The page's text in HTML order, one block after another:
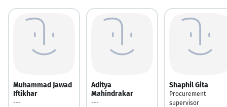
Muhammad Jawad
Iftikhar
---
Aditya
Mahindrakar
---
Shaphil Gita
Procurement
supervisor